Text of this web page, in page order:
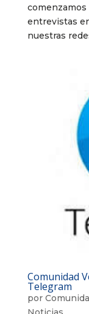
entrevistas
nuestras
Comunidad
Telegram
por